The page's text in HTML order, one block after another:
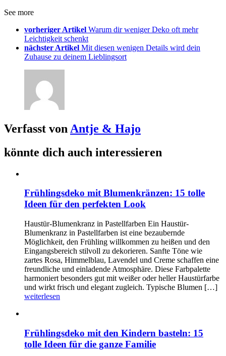
See more
vorheriger Artikel Warum dir weniger Deko oft mehr
Leichtigkeit schenkt
nächster Artikel Mit diesen wenigen Details wird dein
Zuhause zu deinem Lieblingsort
Verfasst von Antje & Hajo
könnte dich auch interessieren
Frühlingsdeko mit Blumenkränzen: 15 tolle
Ideen für den perfekten Look
Haustür-Blumenkranz in Pastellfarben Ein Haustür-
Blumenkranz in Pastellfarben ist eine bezaubernde
Möglichkeit, den Frühling willkommen zu heißen und den
Eingangsbereich stilvoll zu dekorieren. Sanfte Töne wie
zartes Rosa, Himmelblau, Lavendel und Creme schaffen eine
freundliche und einladende Atmosphäre. Diese Farbpalette
harmoniert besonders gut mit weißer oder heller Haustürfarbe
und wirkt frisch und elegant zugleich. Typische Blumen […]
weiterlesen
Frühlingsdeko mit den Kindern basteln: 15
tolle Ideen für die ganze Familie